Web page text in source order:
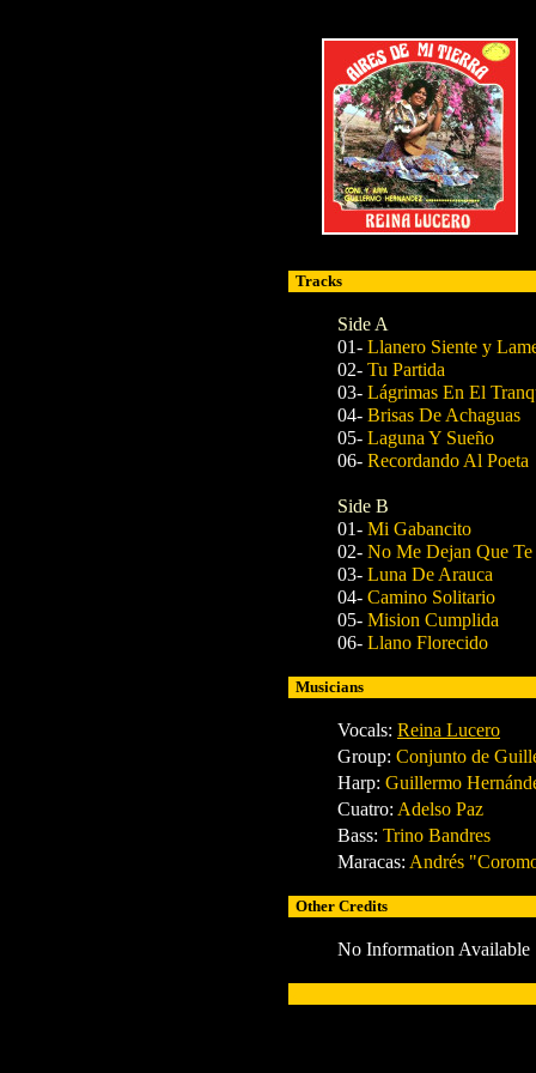
Tracks
Side A
01- Llanero Siente y
02- Tu Partida
03- Lágrimas En El
04- Brisas De Achaguas
05- Laguna Y Sueño
06- Recordando Al Poeta
Side B
01- Mi Gabancito
02- No Me Dejan Que
03- Luna De Arauca
04- Camino Solitario
05- Mision Cumplida
06- Llano Florecido
Musicians
Vocals: Reina Lucero
Group: Conjunto de
Harp: Guillermo
Cuatro: Adelso Paz
Bass: Trino Bandres
Maracas: Andrés
Other Credits
No Information Available